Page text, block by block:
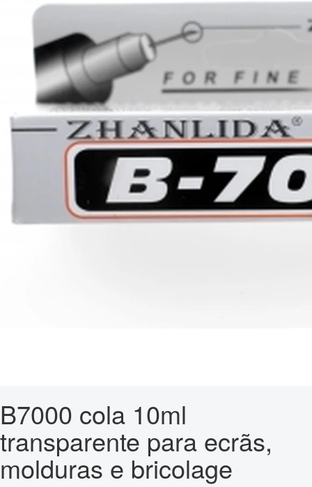
B7000 cola 10ml
transparente para ecrãs,
molduras e bricolage